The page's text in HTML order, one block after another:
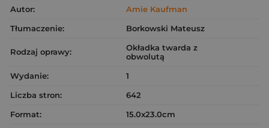
Autor:
Amie Kaufman
Tłumaczenie:
Borkowski Mateusz
Rodzaj oprawy:
Okładka twarda z
obwolutą
Wydanie:
1
Liczba stron:
642
Format:
15.0x23.0cm